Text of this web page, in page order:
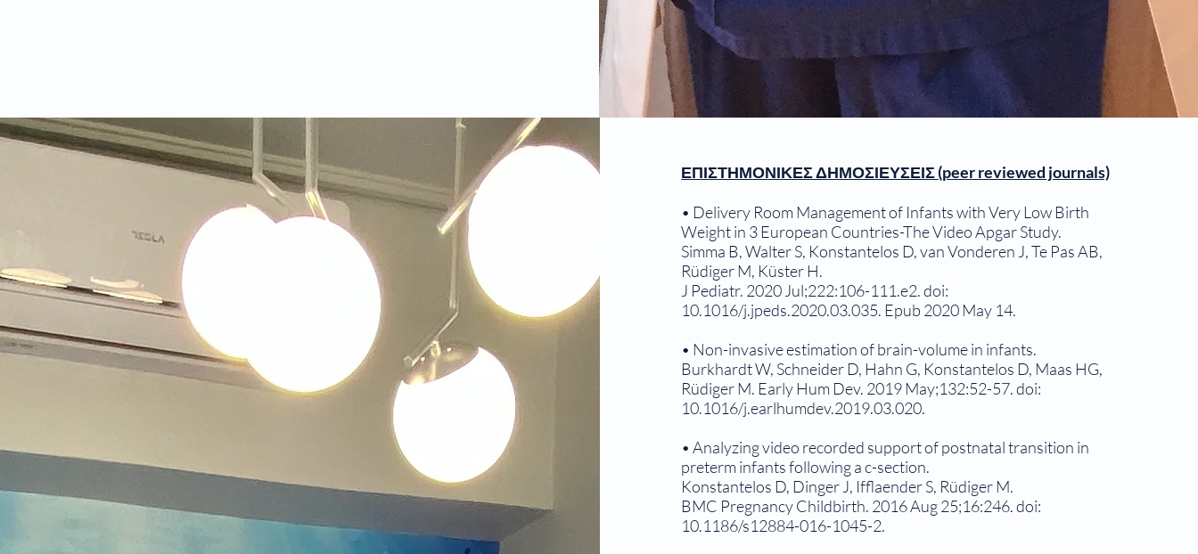
ΕΠΙΣΤΗΜΟΝΙΚΕΣ ΔΗΜΟΣΙΕΥΣΕΙΣ (peer reviewed journals)
• Delivery Room Management of Infants with Very Low Birth
Weight in 3 European Countries-The Video Apgar Study.
Simma B, Walter S, Konstantelos D, van Vonderen J, Te Pas AB,
Rüdiger M, Küster H.
J Pediatr. 2020 Jul;222:106-111.e2. doi:
10.1016/j.jpeds.2020.03.035. Epub 2020 May 14.
• Non-invasive estimation of brain-volume in infants.
Burkhardt W, Schneider D, Hahn G, Konstantelos D, Maas HG,
Rüdiger M. Early Hum Dev. 2019 May;132:52-57. doi:
10.1016/j.earlhumdev.2019.03.020.
• Analyzing video recorded support of postnatal transition in
preterm infants following a c-section.
Konstantelos D, Dinger J, Ifflaender S, Rüdiger M.
BMC Pregnancy Childbirth. 2016 Aug 25;16:246. doi:
10.1186/s12884-016-1045-2.